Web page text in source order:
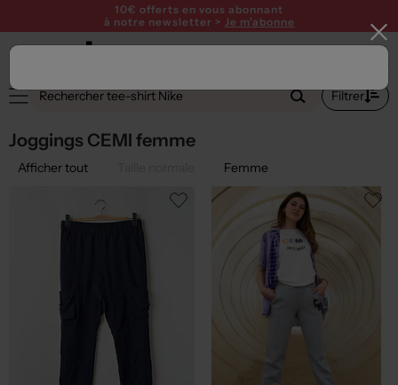
10€ offerts en vous abonnant
à notre newsletter > Je m'abonne
Filtrer
Joggings CEMI femme
Afficher tout Femme